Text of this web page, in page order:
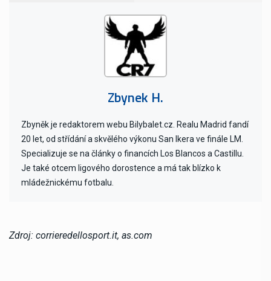
Zbynek H.
Zbyněk je redaktorem webu Bilybalet.cz. Realu Madrid fandí
20 let, od střídání a skvělého výkonu San Ikera ve finále LM.
Specializuje se na články o financích Los Blancos a Castillu.
Je také otcem ligového dorostence a má tak blízko k
mládežnickému fotbalu.
Zdroj: corrieredellosport.it, as.com